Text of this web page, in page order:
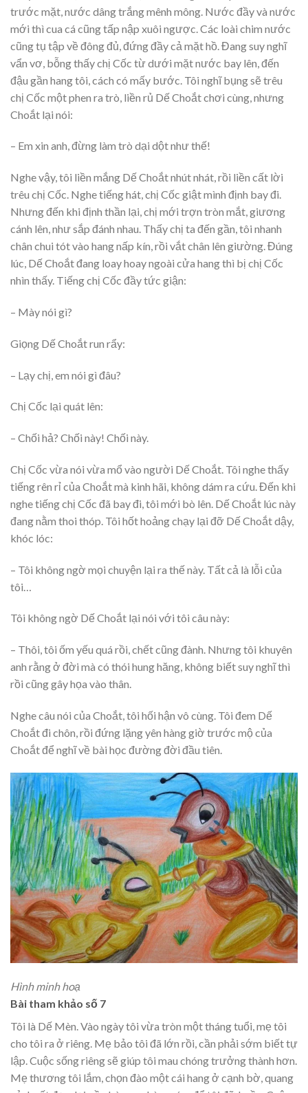
trước mặt, nước dâng trắng mênh mông. Nước đầy và nước
mới thì cua cá cũng tấp nập xuôi ngược. Các loài chim nước
cũng tụ tập về đông đủ, đứng đầy cả mặt hồ. Đang suy nghĩ
vẩn vơ, bỗng thấy chị Cốc từ dưới mặt nước bay lên, đến
đậu gần hang tôi, cách có mấy bước. Tôi nghĩ bụng sẽ trêu
chị Cốc một phen ra trò, liền rủ Dế Choắt chơi cùng, nhưng
Choắt lại nói:
– Em xin anh, đừng làm trò dại dột như thế!
Nghe vậy, tôi liền mắng Dế Choắt nhút nhát, rồi liền cất lời
trêu chị Cốc. Nghe tiếng hát, chị Cốc giật mình định bay đi.
Nhưng đến khi định thần lại, chị mới trợn tròn mắt, giương
cánh lên, như sắp đánh nhau. Thấy chị ta đến gần, tôi nhanh
chân chui tót vào hang nấp kín, rồi vắt chân lên giường. Đúng
lúc, Dế Choắt đang loay hoay ngoài cửa hang thì bị chị Cốc
nhìn thấy. Tiếng chị Cốc đầy tức giận:
– Mày nói gì?
Giọng Dế Choắt run rẩy:
– Lạy chị, em nói gì đâu?
Chị Cốc lại quát lên:
– Chối hả? Chối này! Chối này.
Chị Cốc vừa nói vừa mổ vào người Dế Choắt. Tôi nghe thấy
tiếng rên rỉ của Choắt mà kinh hãi, không dám ra cứu. Đến khi
nghe tiếng chị Cốc đã bay đi, tôi mới bò lên. Dế Choắt lúc này
đang nằm thoi thóp. Tôi hốt hoảng chạy lại đỡ Dế Choắt dậy,
khóc lóc:
– Tôi không ngờ mọi chuyện lại ra thế này. Tất cả là lỗi của
tôi…
Tôi không ngờ Dế Choắt lại nói với tôi câu này:
– Thôi, tôi ốm yếu quá rồi, chết cũng đành. Nhưng tôi khuyên
anh rằng ở đời mà có thói hung hăng, không biết suy nghĩ thì
rồi cũng gây họa vào thân.
Nghe câu nói của Choắt, tôi hối hận vô cùng. Tôi đem Dế
Choắt đi chôn, rồi đứng lặng yên hàng giờ trước mộ của
Choắt để nghĩ về bài học đường đời đầu tiên.
Hình minh hoạ
Bài tham khảo số 7
Tôi là Dế Mèn. Vào ngày tôi vừa tròn một tháng tuổi, mẹ tôi
cho tôi ra ở riêng. Mẹ bảo tôi đã lớn rồi, cần phải sớm biết tự
lập. Cuộc sống riêng sẽ giúp tôi mau chóng trưởng thành hơn.
Mẹ thương tôi lắm, chọn đào một cái hang ở cạnh bờ, quang